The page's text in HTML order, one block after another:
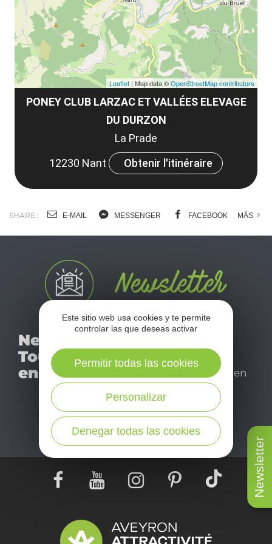
Newsletter
PONEY CLUB LARZAC ET VALLÉES ELEVAGE
DU DURZON
La Prade
12230 Nant
Obtenir l'itinéraire
Leaflet | Map data ©OpenStreetMap contributors
SHARE : E-MAIL MESSENGER FACEBOOK MÁS
Newsletter
Tourismo
en Aveyron
No se pierda nuestro
déjese inspirar para
disfrutar de su estancia en
el Aveyron.
¡SUSCRÍBASE A NUESTRO NEWSLETTER
Este sitio web usa cookies y te permite
controlar las que deseas activar
Denegar todas las cookies
Personalizar
Permitir todas las cookies